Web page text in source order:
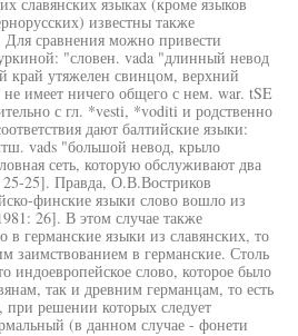
известны также
Для сравнения можно привести
"словен. vada "длинный невод
утяжелен свинцом, верхний
имеет ничего общего с нем. war. tSE
с гл. *vesti, *voditi и родственно
дают балтийские языки:
vads "большой невод, крыло
сеть, которую обслуживают два
25]. Правда, О.В.Востриков
финские языки слово вошло из
26]. В этом случае также
германские языки из славянских, то
заимствованием в германские. Столь
индоевропейское слово, которое было
так и древним германцам, то есть
при решении которых следует
(в данном случае - фонети